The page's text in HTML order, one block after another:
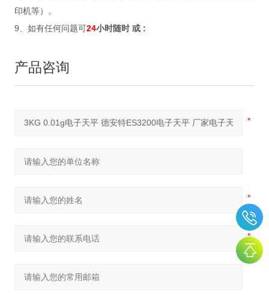
印机等）。
9、如有任何问题可24小时随时 或:
产品咨询